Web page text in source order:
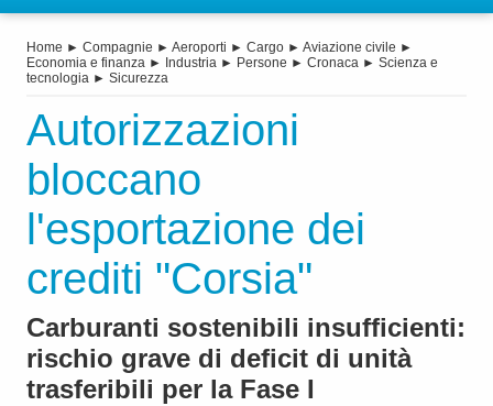
Home ► Compagnie ► Aeroporti ► Cargo ► Aviazione civile ►
Economia e finanza ► Industria ► Persone ► Cronaca ► Scienza e
tecnologia ► Sicurezza
Autorizzazioni
bloccano
l'esportazione dei
crediti "Corsia"
Carburanti sostenibili insufficienti:
rischio grave di deficit di unità
trasferibili per la Fase I